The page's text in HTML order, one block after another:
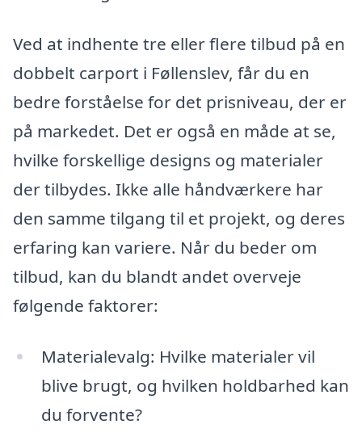
Ved at indhente tre eller flere tilbud på en
dobbelt carport i Føllenslev, får du en
bedre forståelse for det prisniveau, der er
på markedet. Det er også en måde at se,
hvilke forskellige designs og materialer
der tilbydes. Ikke alle håndværkere har
den samme tilgang til et projekt, og deres
erfaring kan variere. Når du beder om
tilbud, kan du blandt andet overveje
følgende faktorer:
Materialevalg: Hvilke materialer vil
blive brugt, og hvilken holdbarhed kan
du forvente?